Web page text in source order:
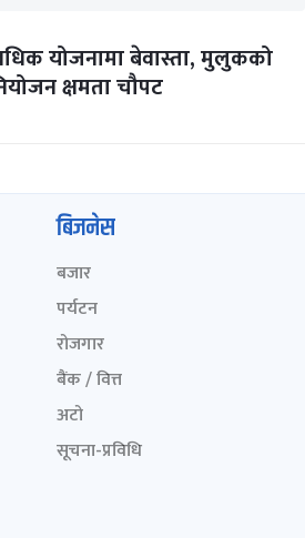
योजनामा बेवास्ता, मुलुकको
क्षमता चौपट
बिजनेस
बजार
पर्यटन
रोजगार
बैंक / वित्त
अटो
सूचना-प्रविधि